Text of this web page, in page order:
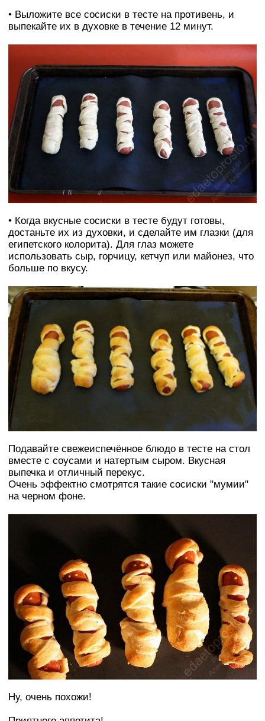
• Выложите все сосиски в тесте на противень, и
выпекайте их в духовке в течение 12 минут.
• Когда вкусные сосиски в тесте будут готовы,
достаньте их из духовки, и сделайте им глазки (для
египетского колорита). Для глаз можете
использовать сыр, горчицу, кетчуп или майонез, что
больше по вкусу.
Подавайте свежеиспечённое блюдо в тесте на стол
вместе с соусами и натертым сыром. Вкусная
выпечка и отличный перекус.
Очень эффектно смотрятся такие сосиски "мумии"
на черном фоне.
Ну, очень похожи!